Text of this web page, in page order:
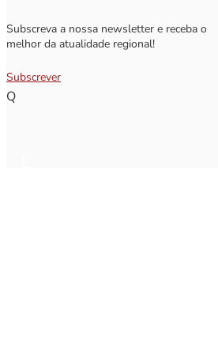
Subscreva a nossa newsletter e receba o
melhor da atualidade regional!
Subscrever
Q